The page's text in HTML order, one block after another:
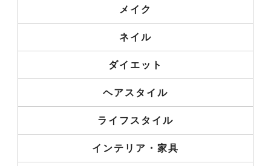
メイク
ネイル
ダイエット
ヘアスタイル
ライフスタイル
インテリア・家具